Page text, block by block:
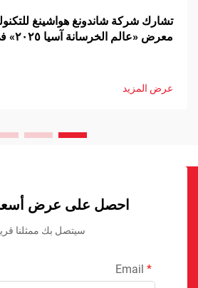
تشارك شركة شاندونغ هواشينغ
معرض «عالم الخرسانة آسيا ٢٠٢٥» في شنغهاي
عرض المزيد
احصل على عرض
سيتصل بك ممثلنا